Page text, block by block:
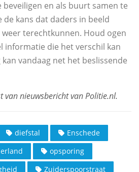
en als buurt samen te
kans dat daders in beeld
terechtkunnen. Houd ogen
informatie die het verschil kan
vandaag net het beslissende
diefstal
Enschede
opsporing
Zuiderspoorstraat